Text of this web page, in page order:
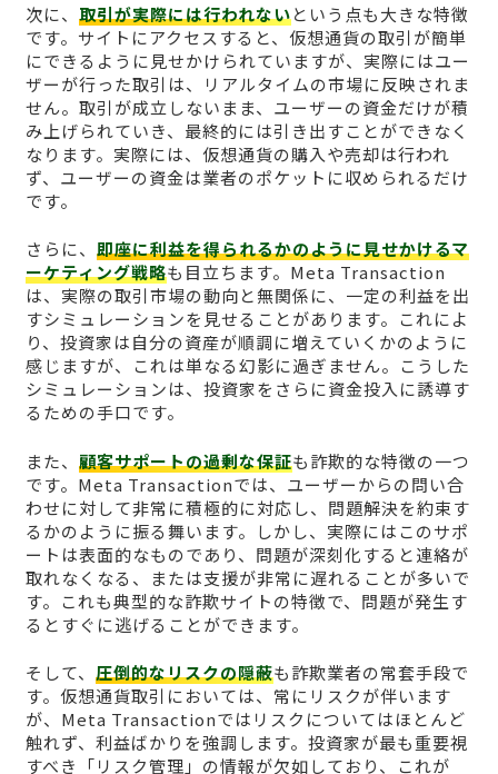
次に、 取引が実際には行われないという点も大きな特徴
です。サイトにアクセスすると、仮想通貨の取引が簡単
にできるように見せかけられていますが、実際にはユー
ザーが行った取引は、リアルタイムの市場に反映されま
せん。取引が成立しないまま、ユーザーの資金だけが積
み上げられていき、最終的には引き出すことができなく
なります。実際には、仮想通貨の購入や売却は行われ
ず、ユーザーの資金は業者のポケットに収められるだけ
です。
さらに、 即座に利益を得られるかのように見せかけるマ
ーケティング戦略も目立ちます。Meta Transaction
は、実際の取引市場の動向と無関係に、一定の利益を出
すシミュレーションを見せることがあります。これによ
り、投資家は自分の資産が順調に増えていくかのように
感じますが、これは単なる幻影に過ぎません。こうした
シミュレーションは、投資家をさらに資金投入に誘導す
るための手口です。
また、 顧客サポートの過剰な保証も詐欺的な特徴の一つ
です。Meta Transactionでは、ユーザーからの問い合
わせに対して非常に積極的に対応し、問題解決を約束す
るかのように振る舞います。しかし、実際にはこのサポ
ートは表面的なものであり、問題が深刻化すると連絡が
取れなくなる、または支援が非常に遅れることが多いで
す。これも典型的な詐欺サイトの特徴で、問題が発生す
るとすぐに逃げることができます。
そして、 圧倒的なリスクの隠蔽も詐欺業者の常套手段で
す。仮想通貨取引においては、常にリスクが伴います
が、Meta Transactionではリスクについてはほとんど
触れず、利益ばかりを強調します。投資家が最も重要視
すべき「リスク管理」の情報が欠如しており、これが